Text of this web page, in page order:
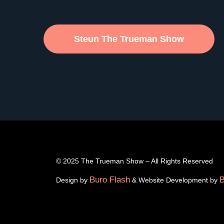
Steun The Trueman Show
© 2025 The Trueman Show – All Rights Reserved
Design by Buro Flash & Website Development by